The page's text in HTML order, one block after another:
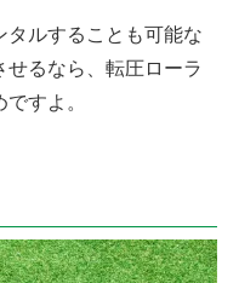
タルすることも可能な
るなら、転圧ローラ
すよ。